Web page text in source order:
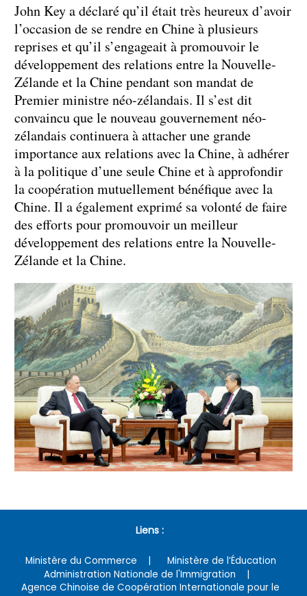
John Key a déclaré qu’il était très heureux d’avoir
l’occasion de se rendre en Chine à plusieurs
reprises et qu’il s’engageait à promouvoir le
développement des relations entre la Nouvelle-
Zélande et la Chine pendant son mandat de
Premier ministre néo-zélandais. Il s’est dit
convaincu que le nouveau gouvernement néo-
zélandais continuera à attacher une grande
importance aux relations avec la Chine, à adhérer
à la politique d’une seule Chine et à approfondir
la coopération mutuellement bénéfique avec la
Chine. Il a également exprimé sa volonté de faire
des efforts pour promouvoir un meilleur
développement des relations entre la Nouvelle-
Zélande et la Chine.
Liens :
Ministère du Commerce
Ministère de l’Éducation
Administration Nationale de l'Immigration
Agence Chinoise de Coopération Internationale pour le